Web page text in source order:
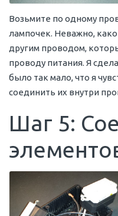
Возьмите по одному
лампочек. Неважно,
другим проводом,
проводу питания. Я
было так мало, что я
соединить их внутри
Шаг 5: